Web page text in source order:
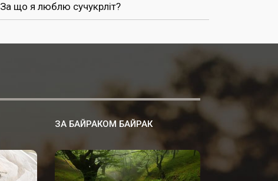
За що я люблю сучукрліт?
ЗА БАЙРАКОМ БАЙРАК